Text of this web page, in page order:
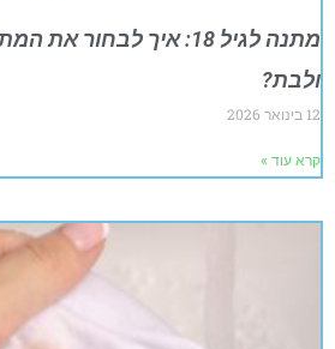
מתנה לגיל 18: איך
ולבת?
12 בינואר 2026
קרא עוד »